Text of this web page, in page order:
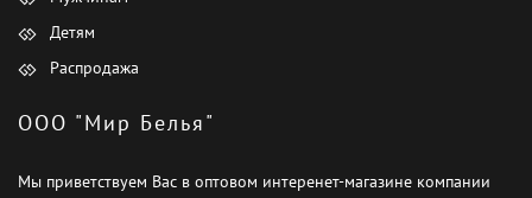
Детям
Распродажа
ООО "Мир Белья"
Мы приветствуем Вас в оптовом интеренет-магазине компании